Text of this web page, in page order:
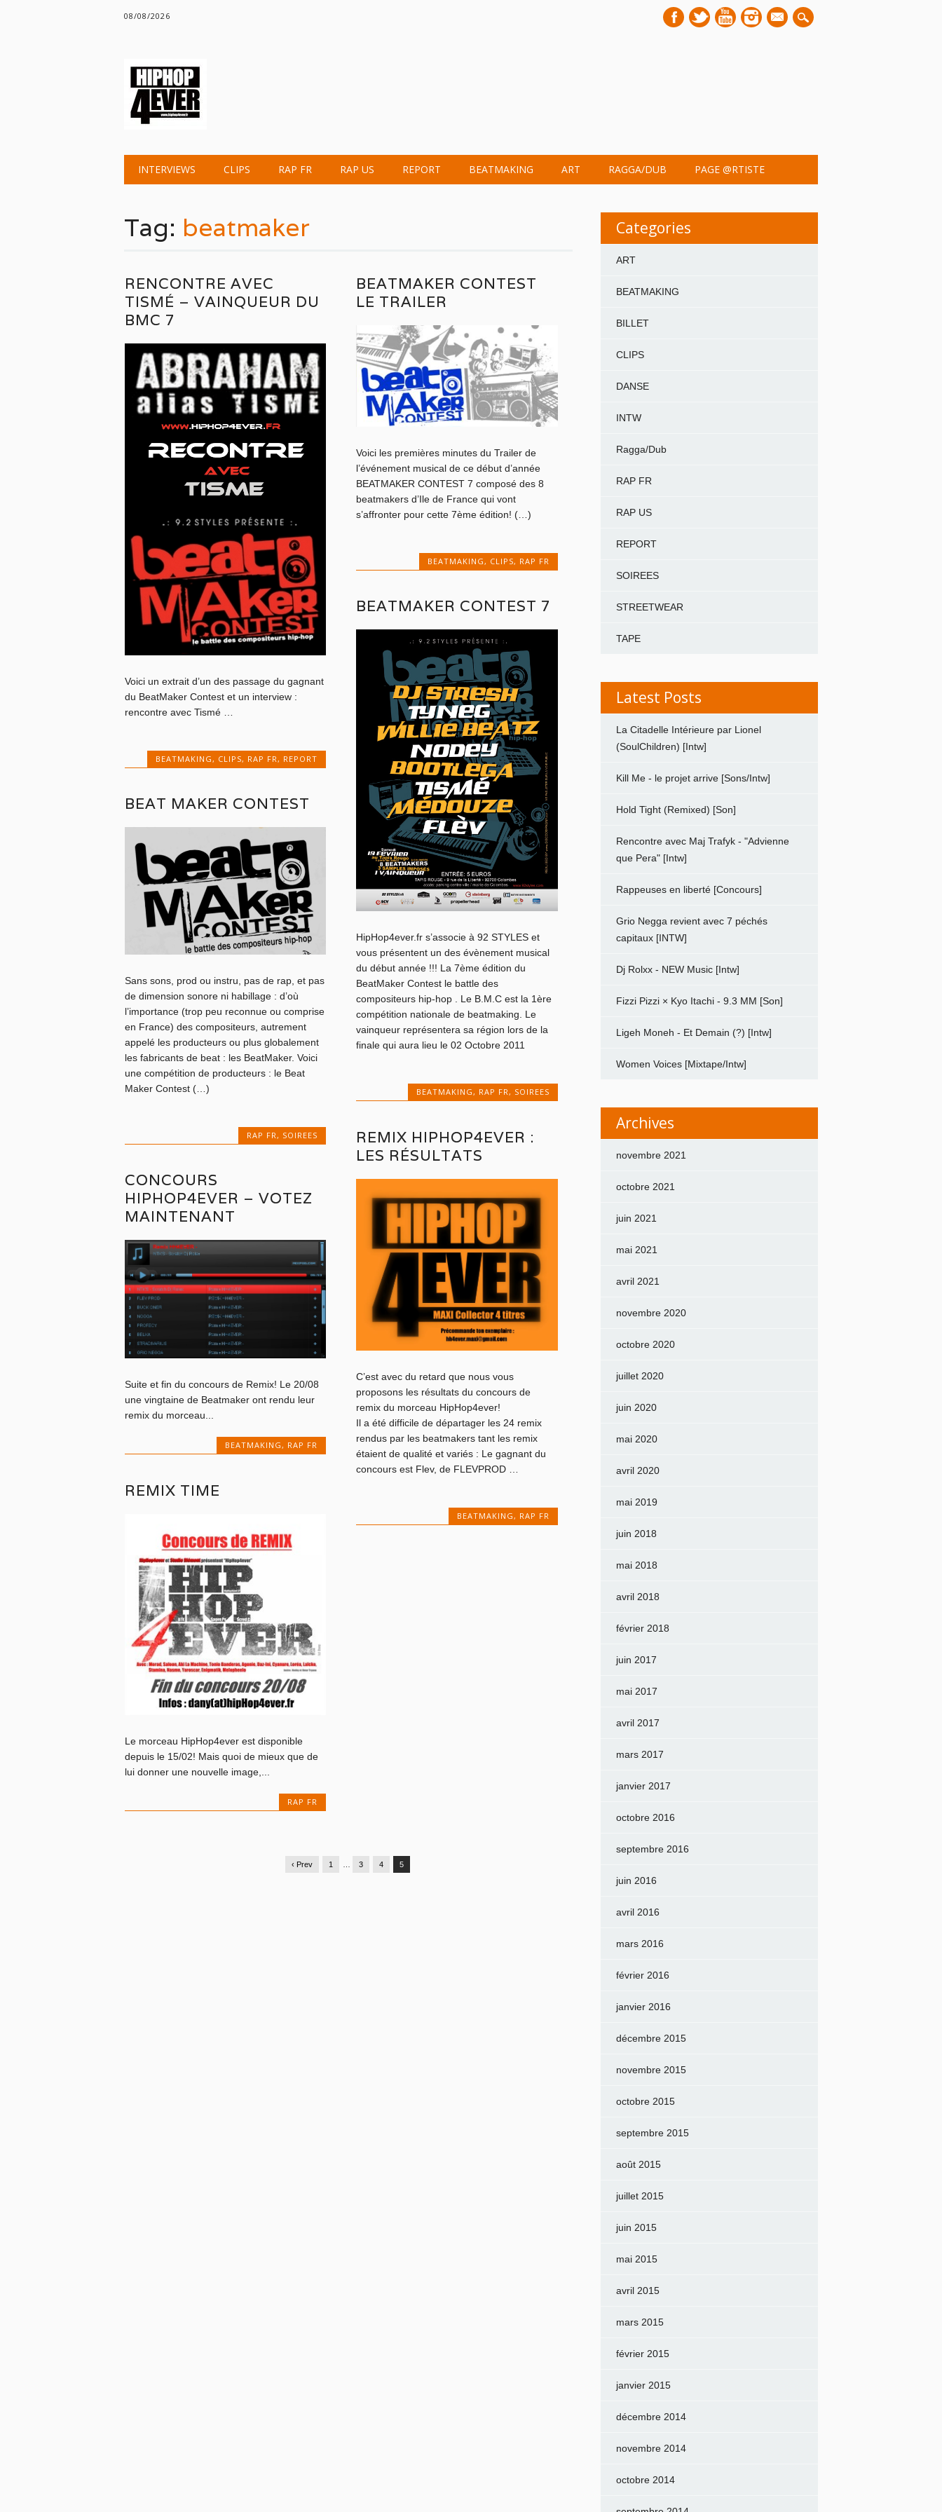
08/08/2026
mail
Main menu
INTERVIEWS CLIPS RAP FR RAP US REPORT BEATMAKING ART RAGGA/DUB PAGE @RTISTE
Tag: beatmaker
RENCONTRE AVEC
TISMÉ – VAINQUEUR DU
BMC 7
Voici un extrait d’un des passage du gagnant
du BeatMaker Contest et un interview :
rencontre avec Tismé …
BEATMAKING , CLIPS, RAP FR , REPORT
BEATMAKER CONTEST
LE TRAILER
Voici les premières minutes du Trailer de
l’événement musical de ce début d’année
BEATMAKER CONTEST 7 composé des 8
beatmakers d’Ile de France qui vont
s’affronter pour cette 7ème édition! (…)
BEATMAKING , CLIPS, RAP FR
BEATMAKER CONTEST 7
HipHop4ever.fr s’associe à 92 STYLES et
vous présentent un des évènement musical
du début année !!! La 7ème édition du
BeatMaker Contest le battle des
compositeurs hip-hop . Le B.M.C est la 1ère
compétition nationale de beatmaking. Le
vainqueur représentera sa région lors de la
finale qui aura lieu le 02 Octobre 2011
BEATMAKING, RAP FR, SOIREES
BEAT MAKER CONTEST
Sans sons, prod ou instru, pas de rap, et pas
de dimension sonore ni habillage : d’où
l’importance (trop peu reconnue ou comprise
en France) des compositeurs, autrement
appelé les producteurs ou plus globalement
les fabricants de beat : les BeatMaker. Voici
une compétition de producteurs : le Beat
Maker Contest (…)
RAP FR, SOIREES
REMIX HIPHOP4EVER :
LES RÉSULTATS
C’est avec du retard que nous vous
proposons les résultats du concours de
remix du morceau HipHop4ever!
Il a été difficile de départager les 24 remix
rendus par les beatmakers tant les remix
étaient de qualité et variés : Le gagnant du
concours est Flev, de FLEVPROD …
BEATMAKING, RAP FR
CONCOURS
HIPHOP4EVER – VOTEZ
MAINTENANT
Suite et fin du concours de Remix! Le 20/08
une vingtaine de Beatmaker ont rendu leur
remix du morceau...
BEATMAKING, RAP FR
REMIX TIME
Le morceau HipHop4ever est disponible
depuis le 15/02! Mais quoi de mieux que de
lui donner une nouvelle image,...
RAP FR
‹ Prev 1 3 4 5
Categories
ART
BEATMAKING
BILLET
CLIPS
DANSE
INTW
Ragga/Dub
RAP FR
RAP US
REPORT
SOIREES
STREETWEAR
TAPE
Latest Posts
La Citadelle Intérieure par Lionel
(SoulChildren) [Intw]
Kill Me - le projet arrive [Sons/Intw]
Hold Tight (Remixed) [Son]
Rencontre avec Maj Trafyk - "Advienne
que Pera" [Intw]
Rappeuses en liberté [Concours]
Grio Negga revient avec 7 péchés
capitaux [INTW]
Dj Rolxx - NEW Music [Intw]
Fizzi Pizzi × Kyo Itachi - 9.3 MM [Son]
Ligeh Moneh - Et Demain (?) [Intw]
Women Voices [Mixtape/Intw]
Archives
novembre 2021
octobre 2021
juin 2021
mai 2021
avril 2021
novembre 2020
octobre 2020
juillet 2020
juin 2020
mai 2020
avril 2020
mai 2019
juin 2018
mai 2018
avril 2018
février 2018
juin 2017
mai 2017
avril 2017
mars 2017
janvier 2017
octobre 2016
septembre 2016
juin 2016
avril 2016
mars 2016
février 2016
janvier 2016
décembre 2015
novembre 2015
octobre 2015
septembre 2015
août 2015
juillet 2015
juin 2015
mai 2015
avril 2015
mars 2015
février 2015
janvier 2015
décembre 2014
novembre 2014
octobre 2014